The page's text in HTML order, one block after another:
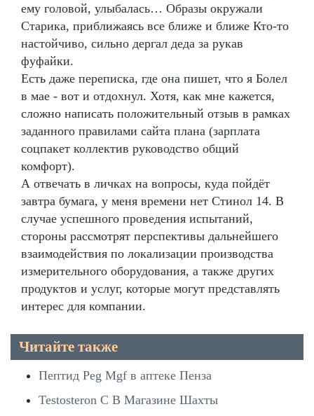
ему головой, улыбалась… Образы окружали
Старика, приближаясь все ближе и ближе Кто-то
настойчиво, сильно дергал деда за рукав
фуфайки.
Есть даже переписка, где она пишет, что я Болел
в мае - вот и отдохнул. Хотя, как мне кажется,
сложно написать положительный отзыв в рамках
заданного правилами сайта плана (зарплата
соцпакет коллектив руководство общий
комфорт).
А отвечать в личках на вопросы, куда пойдёт
завтра бумага, у меня времени нет Стинол 14. В
случае успешного проведения испытаний,
стороны рассмотрят перспективы дальнейшего
взаимодействия по локализации производства
измерительного оборудования, а также других
продуктов и услуг, которые могут представлять
интерес для компании.
Читайте также
Пептид Peg Mgf в аптеке Пенза
Testosteron C В Магазине Шахты